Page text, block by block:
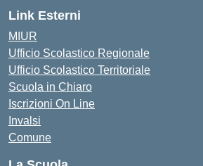
Link Esterni
MIUR
Ufficio Scolastico Regionale
Ufficio Scolastico Territoriale
Scuola in Chiaro
Iscrizioni On Line
Invalsi
Comune